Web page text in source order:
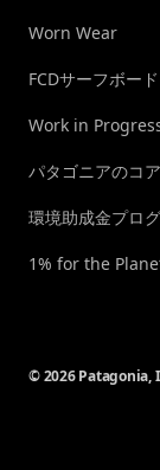
Worn Wear
FCDサーフボード
Work in
パタゴニアのコ
環境助成金プロ
1% for the
© 2026 Patagonia,